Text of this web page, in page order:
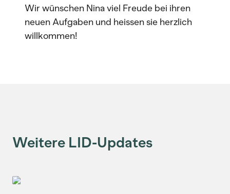
Wir wünschen Nina viel Freude bei ihren
neuen Aufgaben und heissen sie herzlich
willkommen!
Weitere LID-Updates